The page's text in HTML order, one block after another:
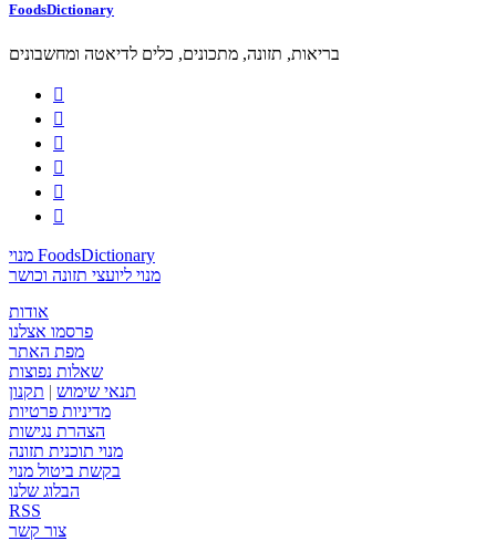
FoodsDictionary
בריאות, תזונה, מתכונים, כלים לדיאטה ומחשבונים






מנוי FoodsDictionary
מנוי ליועצי תזונה וכושר
אודות
פרסמו אצלנו
מפת האתר
שאלות נפוצות
תנאי שימוש | תקנון
מדיניות פרטיות
הצהרת נגישות
מנוי תוכנית תזונה
בקשת ביטול מנוי
הבלוג שלנו
RSS
צור קשר